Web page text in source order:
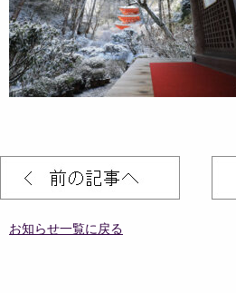
お知らせ一覧に戻る